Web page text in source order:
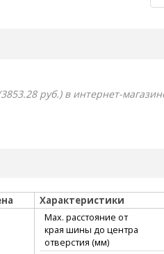
руб.) в интернет-
Характеристики
Max. расстояние от
края шины до центра
отверстия (мм)